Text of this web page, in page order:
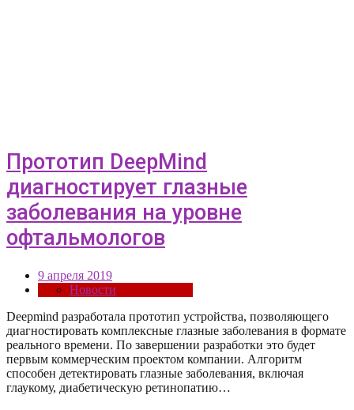
Прототип DeepMind
диагностирует глазные
заболевания на уровне
офтальмологов
9 апреля 2019
Новости
Deepmind разработала прототип устройства, позволяющего
диагностировать комплексные глазные заболевания в формате
реального времени. По завершении разработки это будет
первым коммерческим проектом компании. Алгоритм
способен детектировать глазные заболевания, включая
глаукому, диабетическую ретинопатию…